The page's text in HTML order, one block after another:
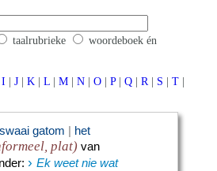
taalrubrieke
woordeboek én
I | J | K | L | M | N | O | P | Q | R | S | T |
swaai gatom | het
plat) van
:› Ek weet nie wat